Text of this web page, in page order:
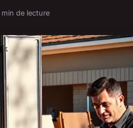
min de lecture